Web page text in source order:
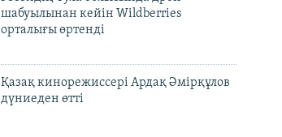
шабуылынан кейін Wildberries
орталығы өртенді
Қазақ кинорежиссері Ардақ Әмірқұлов
дүниеден өтті